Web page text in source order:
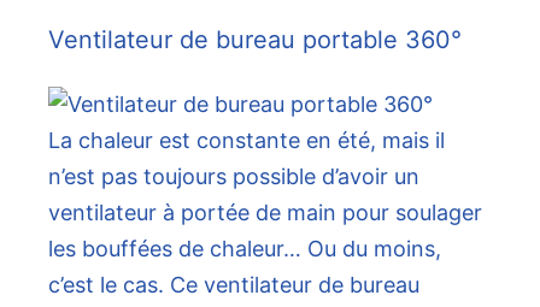
Ventilateur de bureau portable 360°
La chaleur est constante en été, mais il
n’est pas toujours possible d’avoir un
ventilateur à portée de main pour soulager
les bouffées de chaleur… Ou du moins,
c’est le cas. Ce ventilateur de bureau